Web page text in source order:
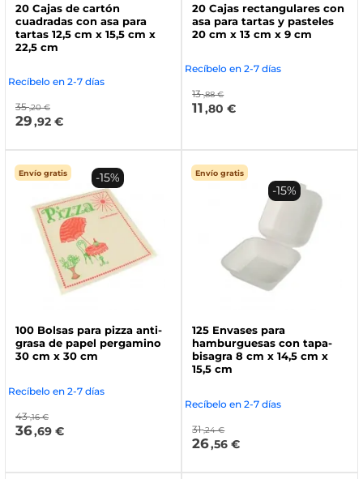
20 Cajas de cartón
cuadradas con asa para
tartas 12,5 cm x 15,5 cm x
22,5 cm
Recíbelo en 2-7 días
35 ,20 €
29,92 €
20 Cajas rectangulares con
asa para tartas y pasteles
20 cm x 13 cm x 9 cm
Recíbelo en 2-7 días
13 ,88 €
11,80 €
Envío gratis
100 Bolsas para pizza anti-
grasa de papel pergamino
30 cm x 30 cm
Recíbelo en 2-7 días
43 ,16 €
36,69 €
-15% Envío gratis
125 Envases para
hamburguesas con tapa-
bisagra 8 cm x 14,5 cm x
15,5 cm
Recíbelo en 2-7 días
31 ,24 €
26,56 €
-15%